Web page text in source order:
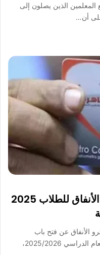
المعلمين الذين يصلون إلى
أن…
كيفية استخراج اشتراك مترو الأنفاق للطلاب 2025
الأنفاق عن فتح باب
الاشتراكات المخصصة للطلاب مع بداية العام الدراسي 2025/2026،